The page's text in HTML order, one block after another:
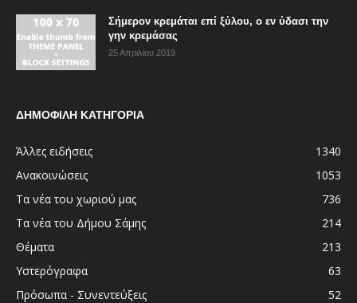
Σήμερον κρεμάται επί ξύλου, ο εν ύδασι την
γην κρεμάσας
25 Απριλίου 2019
ΔΗΜΟΦΙΛΗ ΚΑΤΗΓΟΡΙΑ
Άλλες ειδήσεις
1340
Ανακοινώσεις
1053
Τα νέα του χωριού μας
736
Τα νέα του Δήμου Σάμης
214
Θέματα
213
Υστερόγραφα
63
Πρόσωπα - Συνεντεύξεις
52